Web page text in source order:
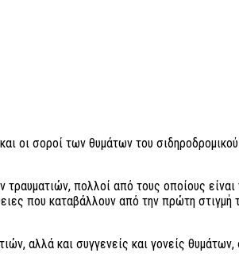
οι σοροί των θυμάτων του
πολλοί από τους οποίους
που καταβάλλουν από την πρώτη
αλλά και συγγενείς και γονείς